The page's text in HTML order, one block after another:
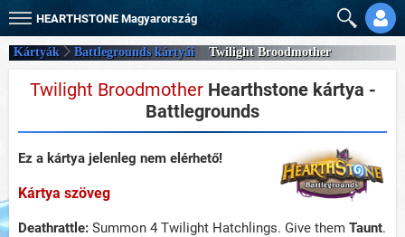
HEARTHSTONE Magyarország
Kártyák Battlegrounds kártyái Twilight Broodmother
Twilight BroodmotherHearthstone kártya -
Battlegrounds
Ez a kártya jelenleg nem elérhető!
Kártya szöveg
Deathrattle: Summon 4 Twilight Hatchlings. Give them Taunt.